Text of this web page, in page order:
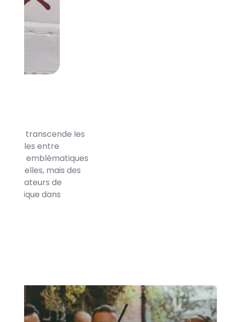
qui transcende les
entre
et emblématiques
mais des
amateurs de
dans